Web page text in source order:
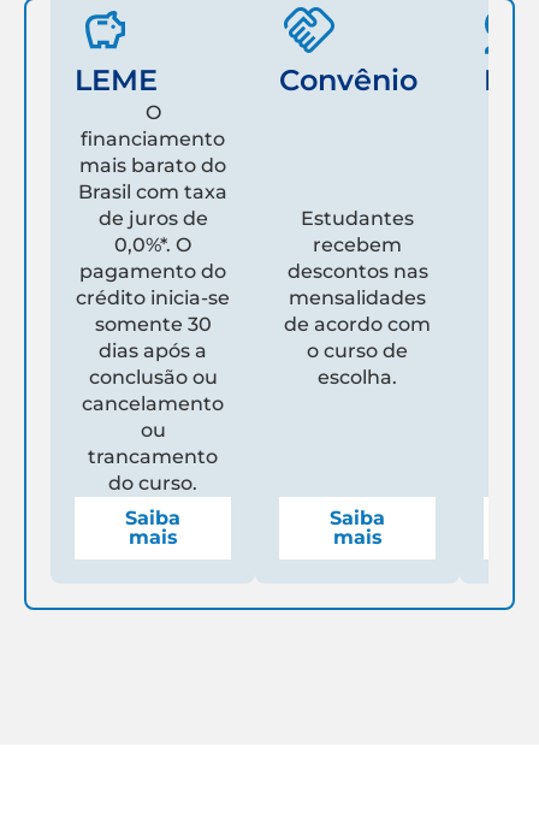
LEME
O
financiamento
mais barato do
Brasil com taxa
de juros de
0,0%*. O
pagamento do
crédito inicia-se
somente 30
dias após a
conclusão ou
cancelamento
ou
trancamento
do curso.
Saiba
mais
Convênio
Estudantes
recebem
descontos nas
mensalidades
de acordo com
o curso de
escolha.
Saiba
mais